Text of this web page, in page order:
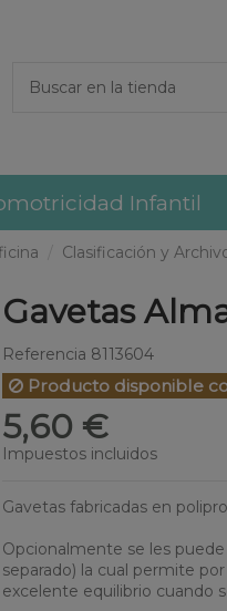
Infantil
Clasificación y
Gavetas
Referencia 8113604
Producto disponible
5,60 €
Impuestos incluidos
Gavetas fabricadas en
Opcionalmente se les
separado) la cual permite
excelente equilibrio cuando